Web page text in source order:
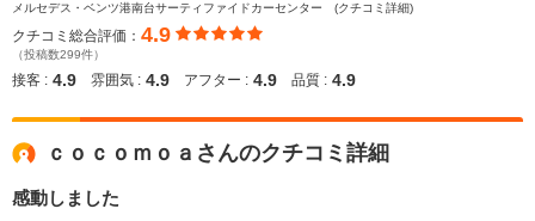
メルセデス・ベンツ港南台サーティファイドカーセンター (クチコミ詳細)
クチコミ総合評価： 4.9
（投稿数299件）
接客 : 4.9 雰囲気 : 4.9 アフター : 4.9 品質 : 4.9
ｃｏｃｏｍｏａさんのクチコミ詳細
感動しました